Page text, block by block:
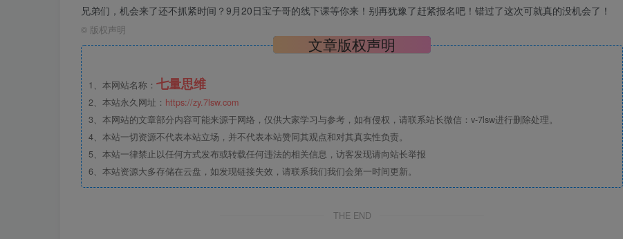
兄弟们，机会来了还不抓紧时间？9月20日宝子哥的线下课等你来！别再犹豫了赶紧报名吧！错过了这次可就真的没机会了！
© 版权声明
文章版权声明
1、本网站名称： 七量思维
2、本站永久网址： https://zy.7lsw.com
3、本网站的文章部分内容可能来源于网络，仅供大家学习与参考，如有侵权，请联系站长微信：v-7lsw进行删除处理。
4、本站一切资源不代表本站立场，并不代表本站赞同其观点和对其真实性负责。
5、本站一律禁止以任何方式发布或转载任何违法的相关信息，访客发现请向站长举报
6、本站资源大多存储在云盘，如发现链接失效，请联系我们我们会第一时间更新。
THE END